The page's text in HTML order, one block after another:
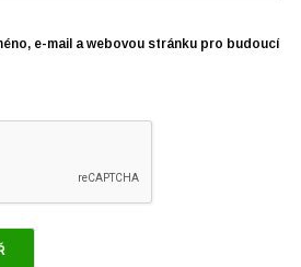
e-mail a webovou stránku pro budoucí